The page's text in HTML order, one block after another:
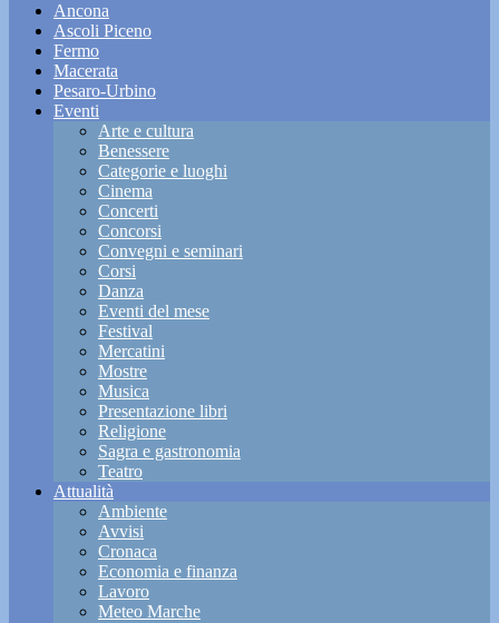
Ancona
Ascoli Piceno
Fermo
Macerata
Pesaro-Urbino
Eventi
Arte e cultura
Benessere
Categorie e luoghi
Cinema
Concerti
Concorsi
Convegni e seminari
Corsi
Danza
Eventi del mese
Festival
Mercatini
Mostre
Musica
Presentazione libri
Religione
Sagra e gastronomia
Teatro
Attualità
Ambiente
Avvisi
Cronaca
Economia e finanza
Lavoro
Meteo Marche